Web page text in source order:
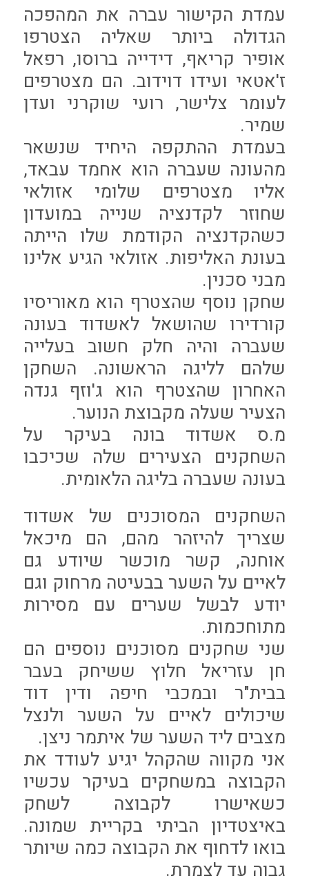
עמדת הקישור עברה את המהפכה
הגדולה ביותר שאליה הצטרפו
אופיר קריאף, דידייה ברוסו, רפאל
ז'אטאי ועידו דוידוב. הם מצטרפים
לעומר צלישר, רועי שוקרני ועדן
שמיר.
בעמדת ההתקפה היחיד שנשאר
מהעונה שעברה הוא אחמד עבאד,
אליו מצטרפים שלומי אזולאי
שחוזר לקדנציה שנייה במועדון
כשהקדנציה הקודמת שלו הייתה
בעונת האליפות. אזולאי הגיע אלינו
מבני סכנין.
שחקן נוסף שהצטרף הוא מאוריסיו
קורדירו שהושאל לאשדוד בעונה
שעברה והיה חלק חשוב בעלייה
שלהם לליגה הראשונה. השחקן
האחרון שהצטרף הוא ג'וזף גנדה
הצעיר שעלה מקבוצת הנוער.
מ.ס אשדוד בונה בעיקר על
השחקנים הצעירים שלה שכיכבו
בעונה שעברה בליגה הלאומית.
השחקנים המסוכנים של אשדוד
שצריך להיזהר מהם, הם מיכאל
אוחנה, קשר מוכשר שיודע גם
לאיים על השער בבעיטה מרחוק וגם
יודע לבשל שערים עם מסירות
מתוחכמות.
שני שחקנים מסוכנים נוספים הם
חן עזריאל חלוץ ששיחק בעבר
בבית"ר ובמכבי חיפה ודין דוד
שיכולים לאיים על השער ולנצל
מצבים ליד השער של איתמר ניצן.
אני מקווה שהקהל יגיע לעודד את
הקבוצה במשחקים בעיקר עכשיו
כשאישרו לקבוצה לשחק
באיצטדיון הביתי בקריית שמונה.
בואו לדחוף את הקבוצה כמה שיותר
גבוה עד לצמרת.